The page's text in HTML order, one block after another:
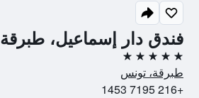
فندق دار إسماعيل، طبرقة
5 نجوم
طبرقة، تونس
+216 7195 1453